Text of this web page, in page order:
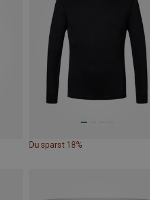
Du sparst 18%